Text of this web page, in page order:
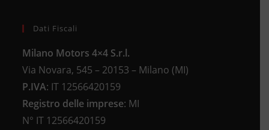
Dati Fiscali
Milano Motors 4×4 S.r.l.
Via Novara, 545 – 20153 – Milano (MI)
P.IVA: IT 12566420159
Registro delle imprese: MI
N° IT 12566420159